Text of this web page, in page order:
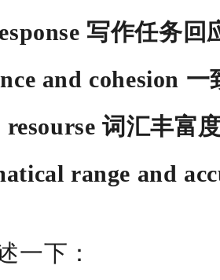
写作任务回
and cohesion 一
词汇丰富
range and
一下：